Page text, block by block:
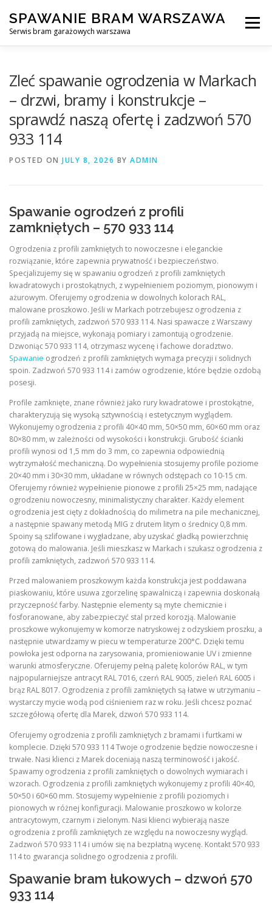
content
SPAWANIE BRAM WARSZAWA
Serwis bram garażowych warszawa
Menu
AWARYJNE OTWIERANIE BRAM BLOG KONTAKT
Zleć spawanie ogrodzenia w Markach
– drzwi, bramy i konstrukcje –
sprawdź naszą ofertę i zadzwoń 570
933 114
POSTED ON JULY 8, 2026 BY ADMIN
Spawanie ogrodzeń z profili
zamkniętych – 570 933 114
Ogrodzenia z profili zamkniętych to nowoczesne i eleganckie
rozwiązanie, które zapewnia prywatność i bezpieczeństwo.
Specjalizujemy się w spawaniu ogrodzeń z profili zamkniętych
kwadratowych i prostokątnych, z wypełnieniem poziomym, pionowym i
ażurowym. Oferujemy ogrodzenia w dowolnych kolorach RAL,
malowane proszkowo. Jeśli w Markach potrzebujesz ogrodzenia z
profili zamkniętych, zadzwoń 570 933 114. Nasi spawacze z Warszawy
przyjadą na miejsce, wykonają pomiary i zamontują ogrodzenie.
Dzwoniąc 570 933 114, otrzymasz wycenę i fachowe doradztwo.
Spawanie ogrodzeń z profili zamkniętych wymaga precyzji i solidnych
spoin. Zadzwoń 570 933 114 i zamów ogrodzenie, które będzie ozdobą
posesji.
Profile zamknięte, znane również jako rury kwadratowe i prostokątne,
charakteryzują się wysoką sztywnością i estetycznym wyglądem.
Wykonujemy ogrodzenia z profili 40×40 mm, 50×50 mm, 60×60 mm oraz
80×80 mm, w zależności od wysokości i konstrukcji. Grubość ścianki
profili wynosi od 1,5 mm do 3 mm, co zapewnia odpowiednią
wytrzymałość mechaniczną. Do wypełnienia stosujemy profile poziome
20×40 mm i 30×30 mm, układane w równych odstępach co 10-15 cm.
Oferujemy również wypełnienie pionowe z profili 25×25 mm, nadające
ogrodzeniu nowoczesny, minimalistyczny charakter. Każdy element
ogrodzenia jest cięty z dokładnością do milimetra na pile mechanicznej,
a następnie spawany metodą MIG z drutem litym o średnicy 0,8 mm.
Spoiny są szlifowane i wygładzane, aby uzyskać gładką powierzchnię
gotową do malowania. Jeśli mieszkasz w Markach i szukasz ogrodzenia z
profili zamkniętych, zadzwoń 570 933 114.
Przed malowaniem proszkowym każda konstrukcja jest poddawana
piaskowaniu, które usuwa zgorzelinę spawalniczą i zapewnia doskonałą
przyczepność farby. Następnie elementy są myte chemicznie i
fosforanowane, aby zabezpieczyć stal przed korozją. Malowanie
proszkowe wykonujemy w komorze natryskowej z odzyskiem proszku, a
następnie utwardzamy w piecu w temperaturze 200°C. Dzięki temu
powłoka jest odporna na zarysowania, promieniowanie UV i zmienne
warunki atmosferyczne. Oferujemy pełną paletę kolorów RAL, w tym
najpopularniejsze antracyt RAL 7016, czerń RAL 9005, zieleń RAL 6005 i
brąz RAL 8017. Ogrodzenia z profili zamkniętych są łatwe w utrzymaniu –
wystarczy mycie wodą pod ciśnieniem raz w roku. Jeśli chcesz poznać
szczegółową ofertę dla Marek, dzwoń 570 933 114.
Oferujemy ogrodzenia z profili zamkniętych z bramami i furtkami w
komplecie. Dzięki 570 933 114 Twoje ogrodzenie będzie nowoczesne i
trwałe. Nasi klienci z Marek doceniają naszą terminowość i jakość.
Spawamy ogrodzenia z profili zamkniętych o dowolnych wymiarach i
wzorach. Ogrodzenia z profili zamkniętych wykonujemy z profili 40×40,
50×50 i 60×60 mm. Stosujemy wypełnienie z profili poziomych i
pionowych w różnej konfiguracji. Malowanie proszkowo w kolorze
antracytowym, czarnym i zielonym. Nasi klienci wybierają nasze
ogrodzenia z profili zamkniętych ze względu na nowoczesny wygląd.
Zadzwoń 570 933 114 i umów się na bezpłatną wycenę. Kontakt 570 933
114 to gwarancja solidnego ogrodzenia z profili.
Spawanie bram łukowych – dzwoń 570
933 114